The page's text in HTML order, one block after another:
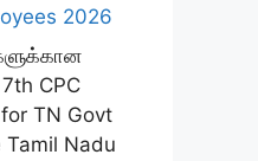
2026
CPC
TN Govt
Tamil Nadu